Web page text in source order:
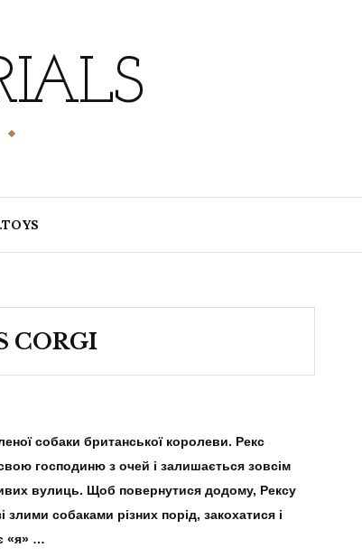
CORGI
собаки британської королеви. Рекс
господиню з очей і залишається зовсім
вулиць. Щоб повернутися додому, Рексу
злими собаками різних порід, закохатися і
«я» …